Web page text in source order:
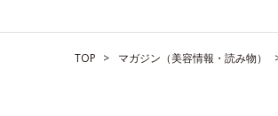
TOP マガジン（美容情報・読み物）